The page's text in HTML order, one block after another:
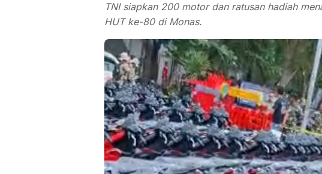
TNI siapkan 200 motor dan ratusan hadiah
HUT ke-80 di Monas.